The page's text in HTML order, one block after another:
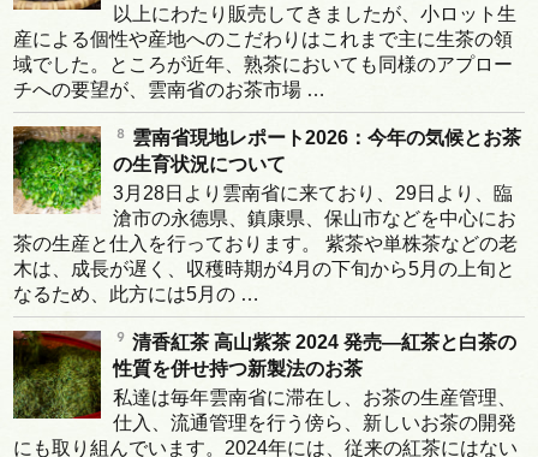
以上にわたり販売してきましたが、小ロット生
産による個性や産地へのこだわりはこれまで主に生茶の領
域でした。ところが近年、熟茶においても同様のアプロー
チへの要望が、雲南省のお茶市場 …
雲南省現地レポート2026：今年の気候とお茶
の生育状況について
3月28日より雲南省に来ており、29日より、臨
滄市の永德県、鎮康県、保山市などを中心にお
茶の生産と仕入を行っております。 紫茶や単株茶などの老
木は、成長が遅く、収穫時期が4月の下旬から5月の上旬と
なるため、此方には5月の …
清香紅茶 高山紫茶 2024 発売―紅茶と白茶の
性質を併せ持つ新製法のお茶
私達は毎年雲南省に滞在し、お茶の生産管理、
仕入、流通管理を行う傍ら、新しいお茶の開発
にも取り組んでいます。2024年には、従来の紅茶にはない